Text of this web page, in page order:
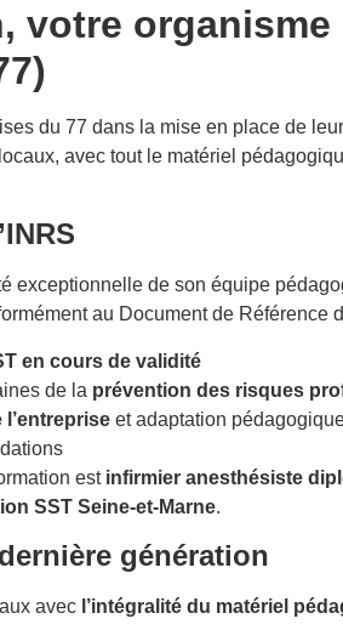
votre
du 77 dans la mise en place de
avec tout le matériel
exceptionnelle de son équipe
au Document de Référence
en cours de validité
de la prévention des risques
l’entreprise et adaptation
est infirmier anesthésiste
SST Seine-et-Marne.
génération
avec l’intégralité du matériel